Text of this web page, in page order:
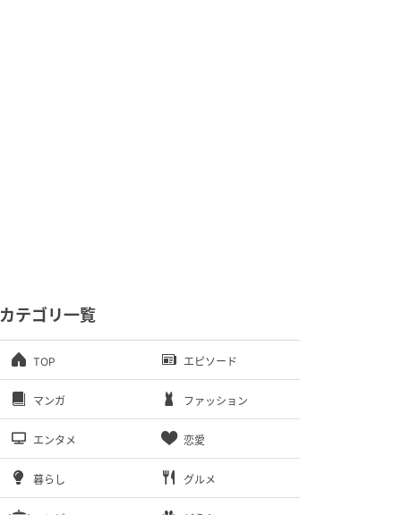
カテゴリ一覧
TOP エピソード
マンガ ファッション
エンタメ 恋愛
暮らし グルメ